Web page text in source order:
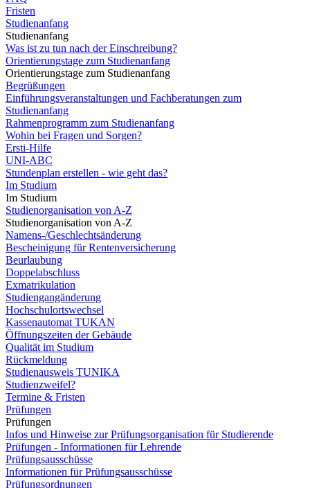
Fristen
Studienanfang
Studienanfang
Was ist zu tun nach der Einschreibung?
Orientierungstage zum Studienanfang
Orientierungstage zum Studienanfang
Begrüßungen
Einführungsveranstaltungen und Fachberatungen zum
Studienanfang
Rahmenprogramm zum Studienanfang
Wohin bei Fragen und Sorgen?
Ersti-Hilfe
UNI-ABC
Stundenplan erstellen - wie geht das?
Im Studium
Im Studium
Studienorganisation von A-Z
Studienorganisation von A-Z
Namens-/Geschlechtsänderung
Bescheinigung für Rentenversicherung
Beurlaubung
Doppelabschluss
Exmatrikulation
Studiengangänderung
Hochschulortswechsel
Kassenautomat TUKAN
Öffnungszeiten der Gebäude
Qualität im Studium
Rückmeldung
Studienausweis TUNIKA
Studienzweifel?
Termine & Fristen
Prüfungen
Prüfungen
Infos und Hinweise zur Prüfungsorganisation für Studierende
Prüfungen - Informationen für Lehrende
Prüfungsausschüsse
Informationen für Prüfungsausschüsse
Prüfungsordnungen